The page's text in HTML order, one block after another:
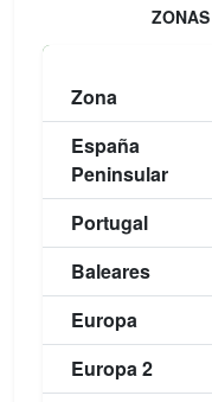
Zona
España
Peninsular
Portugal
Baleares
Europa
Europa 2